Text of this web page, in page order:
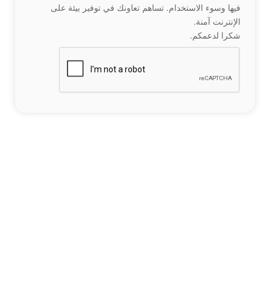
فيها وسوء الاستخدام. تساهم تعاونك في توفير بيئة على
الإنترنت آمنة.
شكرا لدعمكم.